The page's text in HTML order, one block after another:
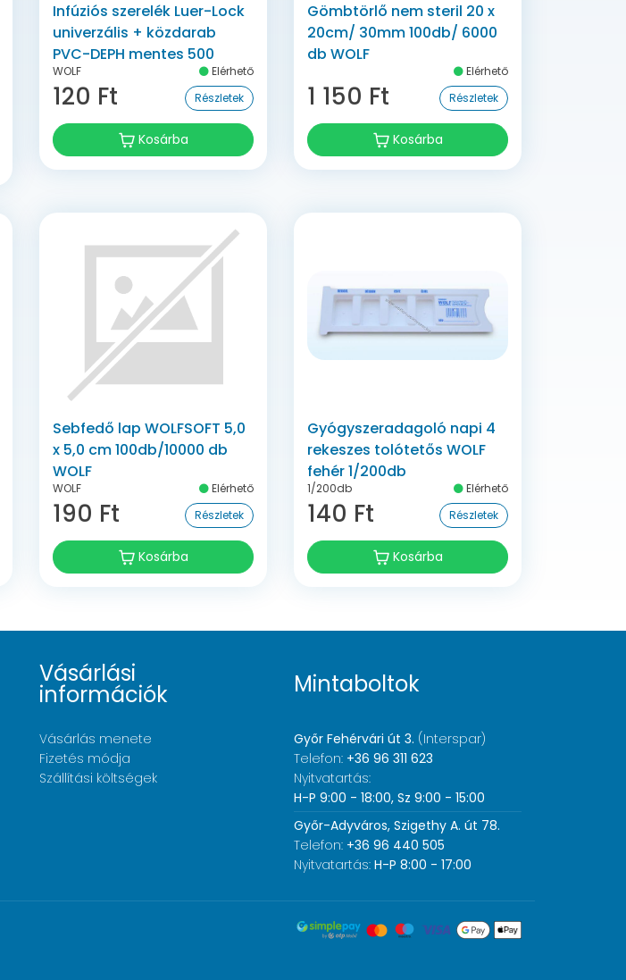
Infúziós szerelék Luer-Lock
univerzális + közdarab
PVC-DEPH mentes 500
db/kart. 20 db/zsák-9cm3
WOLF
WOLF Elérhető
120 Ft Részletek
Kosárba
Gömbtörlő nem steril 20 x
20cm/ 30mm 100db/ 6000
db WOLF
Elérhető
1 150 Ft Részletek
Kosárba
Sebfedő lap WOLFSOFT 5,0
x 5,0 cm 100db/10000 db
WOLF
WOLF Elérhető
190 Ft Részletek
Kosárba
Gyógyszeradagoló napi 4
rekeszes tolótetős WOLF
fehér 1/200db
1/200db Elérhető
140 Ft Részletek
Kosárba
Vásárlási
információk
Vásárlás menete
Fizetés módja
Szállítási költségek
Mintaboltok
Győr Fehérvári út 3. (Interspar)
Telefon: +36 96 311 623
Nyitvatartás:
H-P 9:00 - 18:00, Sz 9:00 - 15:00
Győr-Adyváros, Szigethy A. út 78.
Telefon: +36 96 440 505
Nyitvatartás: H-P 8:00 - 17:00